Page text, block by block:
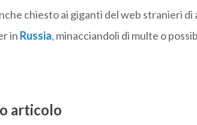
chiesto ai giganti del web stranieri di
in Russia, minacciandoli di multe o
articolo